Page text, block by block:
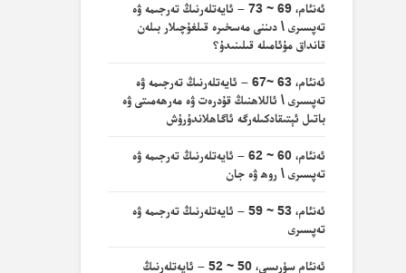
ئەنئام، 69 ~ 73 – ئايەتلەرنىڭ تەرجىمە ۋە
تەپسىرى \ دىننى مەسخىرە قىلغۇچىلار بىلەن
قانداق مۇئامىلە قىلىنىدۇ؟
ئەنئام، 63 ~67 – ئايەتلەرنىڭ تەرجىمە ۋە
تەپسىرى \ ئاللاھنىڭ قۇدرەت ۋە مەرھەمىتى ۋە
باتىل ئېتىقادكىلەرگە ئاگاھلاندۇرۇش
ئەنئام، 60 ~ 62 – ئايەتلەرنىڭ تەرجىمە ۋە
تەپسىرى \ روھ ۋە جان
ئەنئام، 53 ~ 59 – ئايەتلەرنىڭ تەرجىمە ۋە
تەپسىرى
ئەنئام سۈرىسى، 50 ~ 52 – ئايەتلەرنىڭ